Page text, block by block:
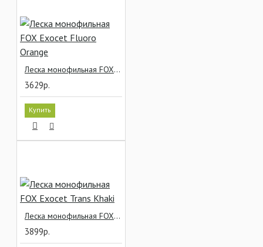
Леска монофильная FOX Exocet Fluoro Orange
3629р.
Купить
Леска монофильная FOX Exocet Trans Khaki
3899р.